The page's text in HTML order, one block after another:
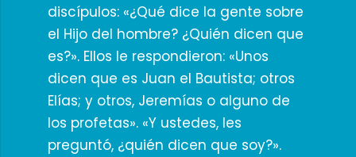
discípulos: «¿Qué dice la gente sobre
el Hijo del hombre? ¿Quién dicen que
es?». Ellos le respondieron: «Unos
dicen que es Juan el Bautista; otros
Elías; y otros, Jeremías o alguno de
los profetas». «Y ustedes, les
preguntó, ¿quién dicen que soy?».